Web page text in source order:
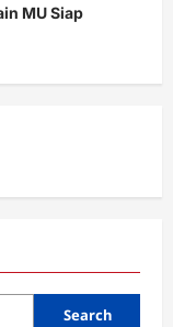
MU Siap
Search